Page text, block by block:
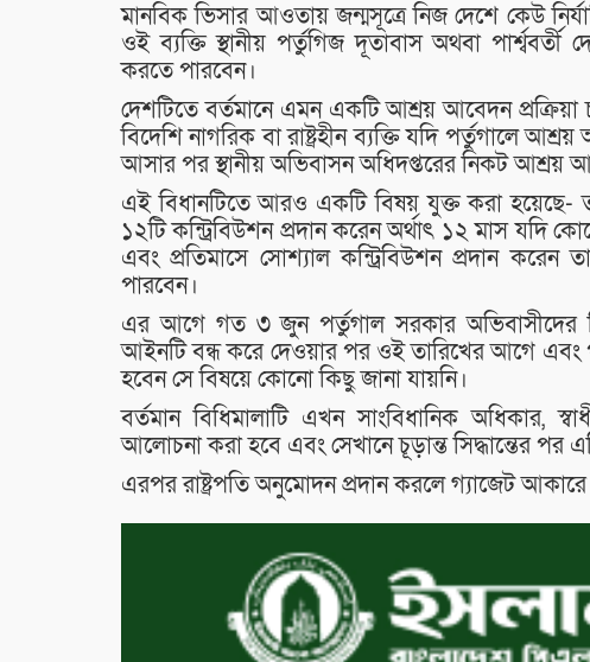
মানবিক ভিসার আওতায় জন্মসূত্রে নিজ দেশে কেউ
ওই ব্যক্তি স্থানীয় পর্তুগিজ দূতাবাস অথবা
করতে পারবেন।
দেশটিতে বর্তমানে এমন একটি আশ্রয় আবেদন
বিদেশি নাগরিক বা রাষ্ট্রহীন ব্যক্তি যদি পর্তুগালে
আসার পর স্থানীয় অভিবাসন অধিদপ্তরের নিকট আশ্রয়
এই বিধানটিতে আরও একটি বিষয় যুক্ত করা হয়েছে-
১২টি কন্ট্রিবিউশন প্রদান করেন অর্থাৎ ১২ মাস যদি
এবং প্রতিমাসে সোশ্যাল কন্ট্রিবিউশন প্রদান
পারবেন।
এর আগে গত ৩ জুন পর্তুগাল সরকার অভিবাসীদের
আইনটি বন্ধ করে দেওয়ার পর ওই তারিখের আগে এবং
হবেন সে বিষয়ে কোনো কিছু জানা যায়নি।
বর্তমান বিধিমালাটি এখন সাংবিধানিক অধিকার,
আলোচনা করা হবে এবং সেখানে চূড়ান্ত সিদ্ধান্তের পর
এরপর রাষ্ট্রপতি অনুমোদন প্রদান করলে গ্যাজেট